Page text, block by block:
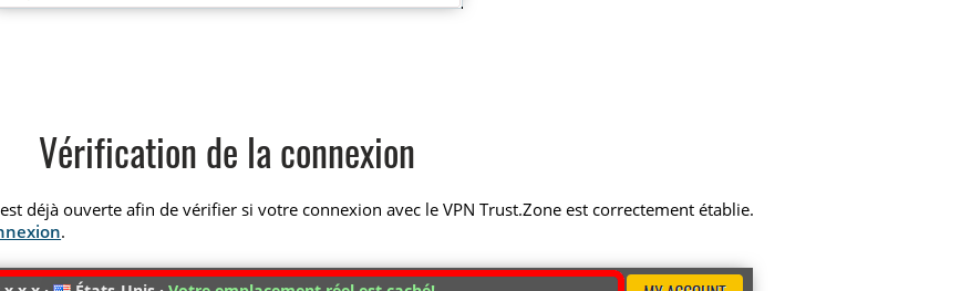
Vérification de la connexion
déjà ouverte afin de vérifier si votre connexion avec le VPN Trust.Zone est correctement établie.
.